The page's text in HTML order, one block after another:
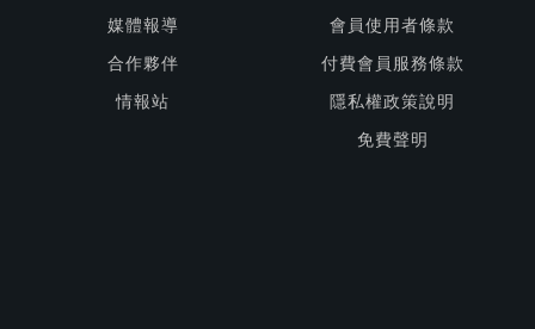
媒體報導
合作夥伴
情報站
會員使用者條款
付費會員服務條款
隱私權政策說明
免費聲明